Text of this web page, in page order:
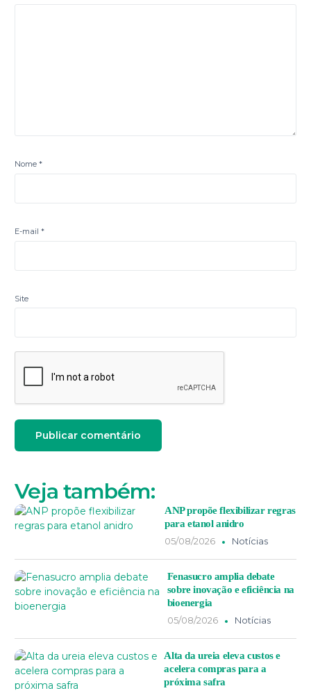
Nome*
E-mail*
Site
Veja também:
ANP propõe flexibilizar regras
para etanol anidro
05/08/2026
Notícias
Fenasucro amplia debate
sobre inovação e eficiência na
bioenergia
05/08/2026
Notícias
Alta da ureia eleva custos e
acelera compras para a
próxima safra